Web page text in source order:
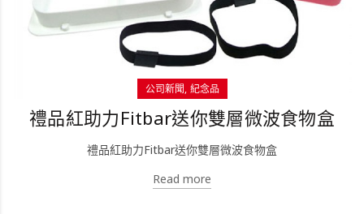
公司新聞 紀念品
禮品紅助力Fitbar送你雙層微波食物盒
禮品紅助力Fitbar送你雙層微波食物盒
Read more